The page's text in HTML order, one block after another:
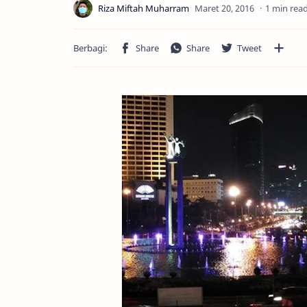
1 min